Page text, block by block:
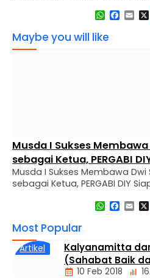
Kebenaran Mulia yang
Ketika seorang pesakit datang
Maybe you will like
Musda I Sukses
sebagai Ketua, PERGABI
Kemajuan Pendidikan
Musda I Sukses Membawa
sebagai Ketua, PERGABI DIY
November 2024 –
Musyawarah Daerah (MUSDA)
pembentukan pengurus
pelantikan pengurus baru
Kegiatan ini diselenggarakan
Most Popular
Artikel
Kalyanamitta
(Sahabat Baik
10 Feb 2018